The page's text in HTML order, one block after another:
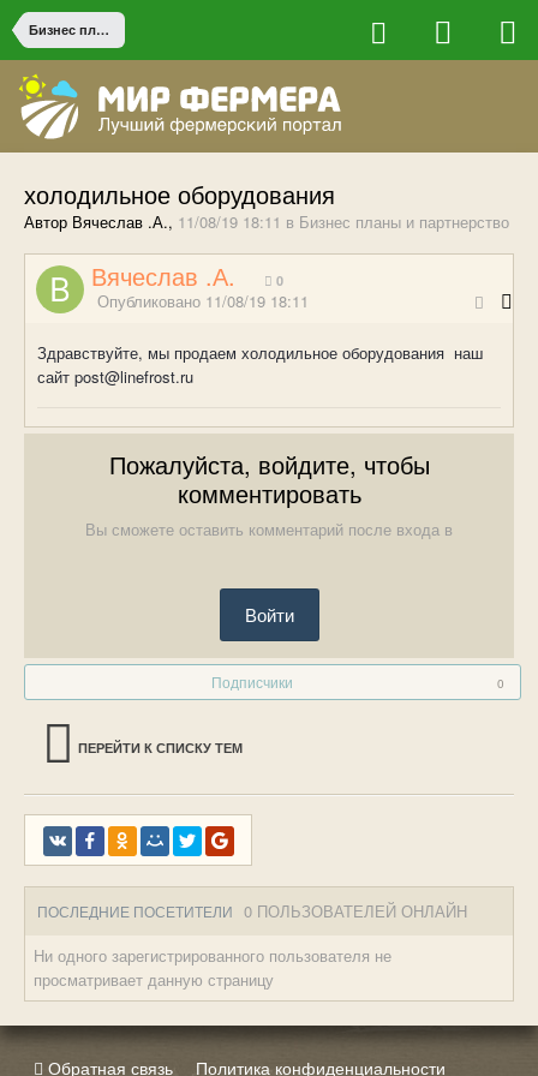
Бизнес планы и партнерство
холодильное оборудования
Автор Вячеслав .А., 11/08/19 18:11 в Бизнес планы и партнерство
Вячеслав .А. 0
Опубликовано 11/08/19 18:11
Здравствуйте, мы продаем холодильное оборудования наш
сайт post@linefrost.ru
Пожалуйста, войдите, чтобы
комментировать
Вы сможете оставить комментарий после входа в
Войти
Подписчики 0
ПЕРЕЙТИ К СПИСКУ ТЕМ
ПОСЛЕДНИЕ ПОСЕТИТЕЛИ 0 ПОЛЬЗОВАТЕЛЕЙ ОНЛАЙН
Ни одного зарегистрированного пользователя не
просматривает данную страницу
Обратная связь Политика конфиденциальности